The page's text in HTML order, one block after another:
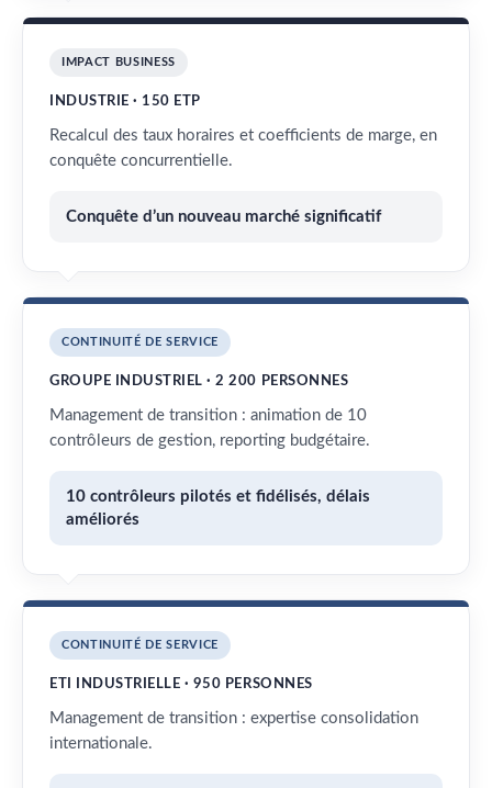
IMPACT BUSINESS
INDUSTRIE · 150 ETP
Recalcul des taux horaires et coefficients de marge, en
conquête concurrentielle.
Conquête d’un nouveau marché significatif
CONTINUITÉ DE SERVICE
GROUPE INDUSTRIEL · 2 200 PERSONNES
Management de transition : animation de 10
contrôleurs de gestion, reporting budgétaire.
10 contrôleurs pilotés et fidélisés, délais
améliorés
CONTINUITÉ DE SERVICE
ETI INDUSTRIELLE · 950 PERSONNES
Management de transition : expertise consolidation
internationale.